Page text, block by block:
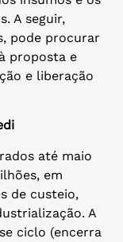
A seguir,
pode procurar
proposta e
e liberação
até maio
em
de custeio,
A
ciclo (encerra